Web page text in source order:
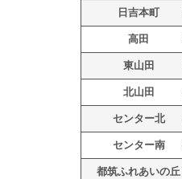
日吉本町
高田
東山田
北山田
センター北
センター南
都筑ふれあいの丘